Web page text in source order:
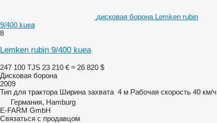
дисковая борона Lemken rubin
9/400 kuea
8
Lemken rubin 9/400 kuea
247 100 TJS 23 210 € ≈ 26 820 $
Дисковая борона
2009
Тип для трактора Ширина захвата 4 м Рабочая скорость 40 км/ч
Германия, Hamburg
E-FARM GmbH
Связаться с продавцом